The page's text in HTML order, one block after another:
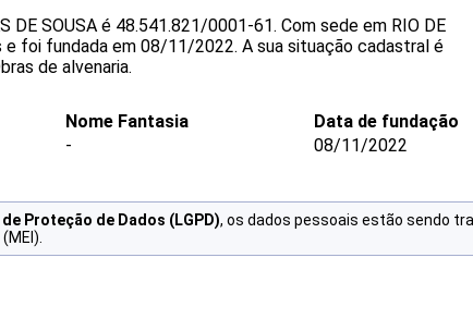
DE SOUSA é 48.541.821/0001-61. Com sede em RIO DE
e foi fundada em 08/11/2022. A sua situação cadastral é
de alvenaria.
Nome Fantasia
-
Data de fundação
08/11/2022
de Proteção de Dados (LGPD), os dados pessoais estão sendo